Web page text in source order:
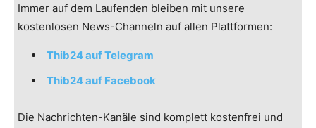
Immer auf dem Laufenden bleiben mit unsere
kostenlosen News-Channeln auf allen Plattformen:
Thib24 auf Telegram
Thib24 auf Facebook
Die Nachrichten-Kanäle sind komplett kostenfrei und